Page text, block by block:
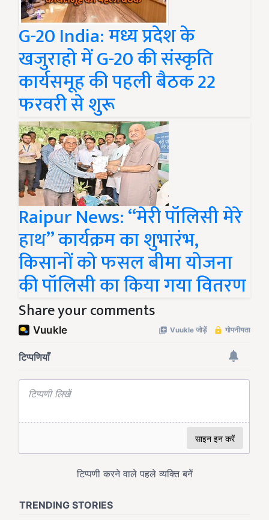
G-20 India: मध्य प्रदेश के
खजुराहो में G-20 की संस्कृति
कार्यसमूह की पहली बैठक 22
फरवरी से शुरू
Raipur News: ‘‘मेरी पॉलिसी मेरे
हाथ’’ कार्यक्रम का शुभारंभ,
किसानों को फसल बीमा योजना
की पॉलिसी का किया गया वितरण
Share your comments